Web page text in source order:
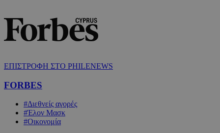
ΕΠΙΣΤΡΟΦΗ ΣΤΟ PHILENEWS
FORBES
#Διεθνείς αγορές
#Έλον Μασκ
#Οικονομία